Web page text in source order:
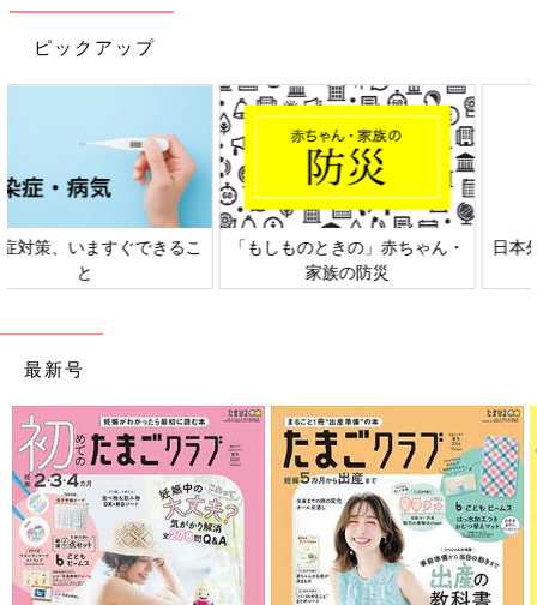
ピックアップ
日本外来小児科学会リーフレッ
六星占術 細木かおりさんの人生
相談
最新号